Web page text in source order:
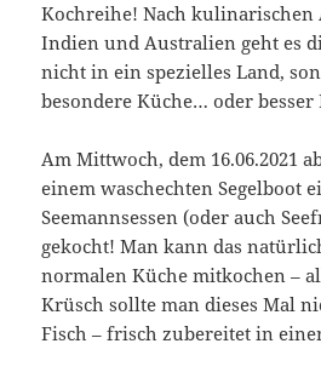
Kochreihe! Nach kulinarischen
Indien und Australien geht es
nicht in ein spezielles Land,
besondere Küche… oder besser
Am Mittwoch, dem 16.06.2021
einem waschechten Segelboot
Seemannsessen (oder auch
gekocht! Man kann das
normalen Küche mitkochen –
Krüsch sollte man dieses Mal
Fisch – frisch zubereitet in